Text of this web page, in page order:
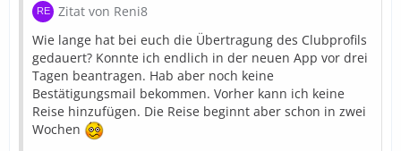
Zitat von Reni8
Wie lange hat bei euch die Übertragung des Clubprofils
gedauert? Konnte ich endlich in der neuen App vor drei
Tagen beantragen. Hab aber noch keine
Bestätigungsmail bekommen. Vorher kann ich keine
Reise hinzufügen. Die Reise beginnt aber schon in zwei
Wochen